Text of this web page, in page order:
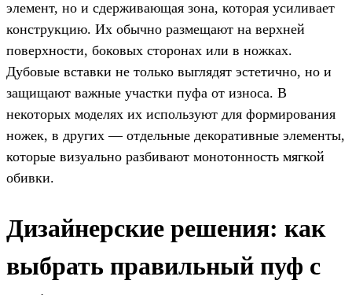
элемент, но и сдерживающая зона, которая усиливает
конструкцию. Их обычно размещают на верхней
поверхности, боковых сторонах или в ножках.
Дубовые вставки не только выглядят эстетично, но и
защищают важные участки пуфа от износа. В
некоторых моделях их используют для формирования
ножек, в других — отдельные декоративные элементы,
которые визуально разбивают монотонность мягкой
обивки.
Дизайнерские решения: как
выбрать правильный пуф с